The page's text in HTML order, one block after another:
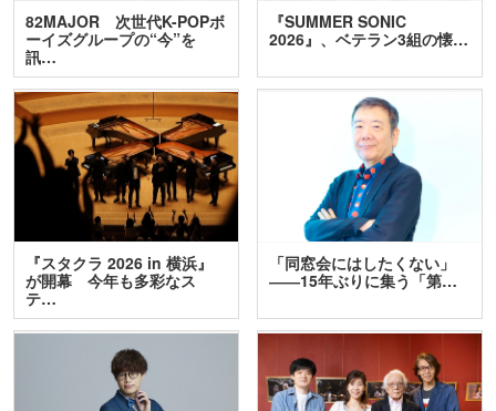
82MAJOR 次世代K-POPボ
ーイズグループの“今”を
訊…
『SUMMER SONIC
2026』、ベテラン3組の懐…
『スタクラ 2026 in 横浜』
が開幕 今年も多彩なス
テ…
「同窓会にはしたくない」
――15年ぶりに集う「第…